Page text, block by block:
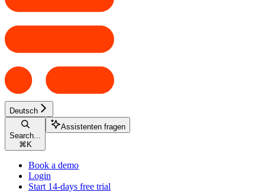
Deutsch
Search...
⌘ K
Assistenten fragen
Book a demo
Login
Start 14-days free trial